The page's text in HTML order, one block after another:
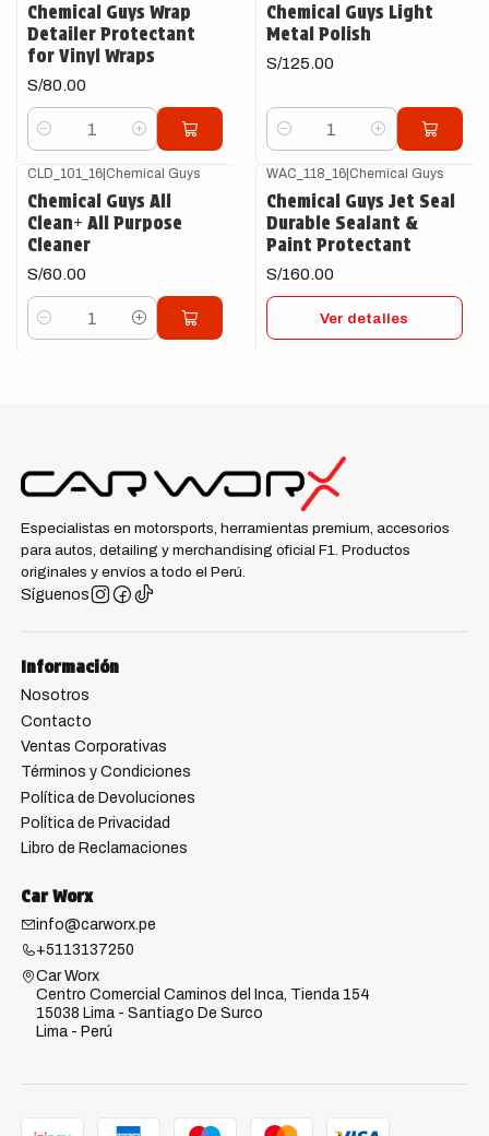
Chemical Guys Wrap
Detailer Protectant
for Vinyl Wraps
S/80.00
Cantidad
Chemical Guys Light
Metal Polish
S/125.00
Cantidad
CLD_101_16|Chemical Guys
Chemical Guys All
Clean+ All Purpose
Cleaner
S/60.00
Cantidad
WAC_118_16|Chemical Guys
Chemical Guys Jet Seal
Durable Sealant &
Paint Protectant
S/160.00
Ver detalles
Especialistas en motorsports, herramientas premium, accesorios
para autos, detailing y merchandising oficial F1. Productos
originales y envíos a todo el Perú.
Síguenos
Información
Nosotros
Contacto
Ventas Corporativas
Términos y Condiciones
Política de Devoluciones
Política de Privacidad
Libro de Reclamaciones
Car Worx
info@carworx.pe
+5113137250
Car Worx
Centro Comercial Caminos del Inca, Tienda 154
15038 Lima - Santiago De Surco
Lima - Perú